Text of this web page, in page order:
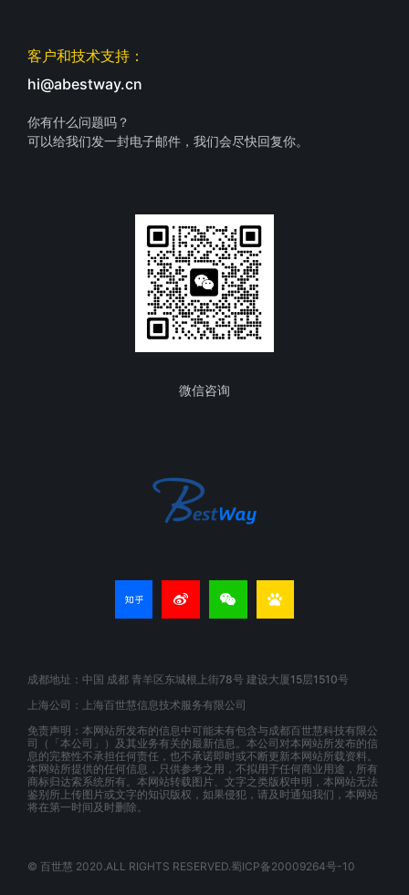
客户和技术支持：
hi@abestway.cn
你有什么问题吗？
可以给我们发一封电子邮件，我们会尽快回复你。
微信咨询
成都地址：中国 成都 青羊区东城根上街78号 建设大厦15层1510号
上海公司：上海百世慧信息技术服务有限公司
免责声明：本网站所发布的信息中可能未有包含与成都百世慧科技有限公
司（「本公司」）及其业务有关的最新信息。本公司对本网站所发布的信
息的完整性不承担任何责任，也不承诺即时或不断更新本网站所载资料。
本网站所提供的任何信息，只供参考之用，不拟用于任何商业用途，所有
商标归达索系统所有。本网站转载图片、文字之类版权申明，本网站无法
鉴别所上传图片或文字的知识版权，如果侵犯，请及时通知我们，本网站
将在第一时间及时删除。
© 百世慧 2020.ALL RIGHTS RESERVED.蜀ICP备20009264号-10